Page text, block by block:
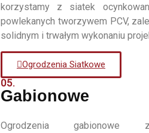
korzystamy z siatek
powlekanych tworzywem PCV,
solidnym i trwałym wykonaniu
Ogrodzenia Siatkowe
05.
Gabionowe
Ogrodzenia gabionowe